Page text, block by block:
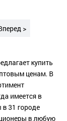
>
купить
ценам. В
имеется в
31 городе
в любую